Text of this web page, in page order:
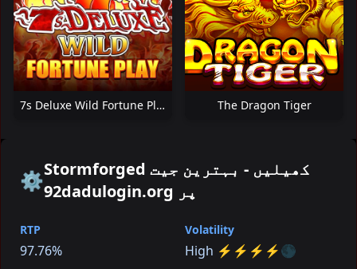
7s Deluxe Wild Fortune Play The Dragon Tiger
⚙️Stormforged کھیلیں - بہترین جیت
92dadulogin.org پر
RTP
97.76%
Volatility
High ⚡⚡⚡⚡🌑